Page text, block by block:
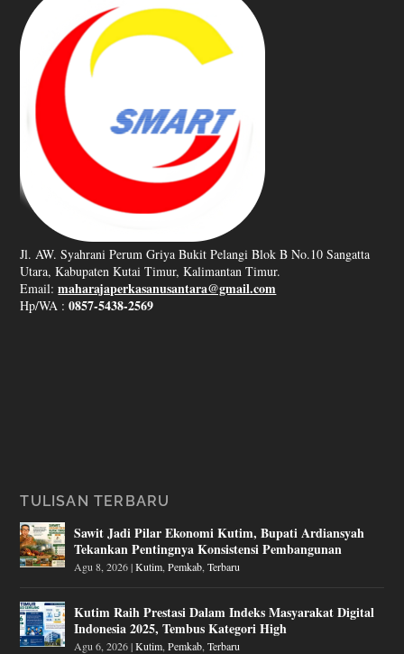
Jl. AW. Syahrani Perum Griya Bukit Pelangi Blok B No.10 Sangatta
Utara, Kabupaten Kutai Timur, Kalimantan Timur.
Email:maharajaperkasanusantara@gmail.com
Hp/WA :0857-5438-2569
TULISAN TERBARU
Sawit Jadi Pilar Ekonomi Kutim, Bupati Ardiansyah
Tekankan Pentingnya Konsistensi Pembangunan
Agu 8, 2026|Kutim ,Pemkab ,Terbaru
Kutim Raih Prestasi Dalam Indeks Masyarakat Digital
Indonesia 2025, Tembus Kategori High
Agu 6, 2026|Kutim ,Pemkab ,Terbaru